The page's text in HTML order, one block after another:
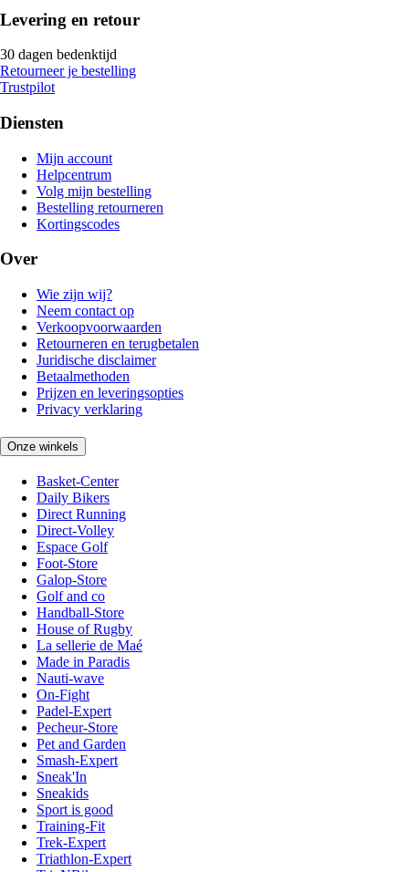
Levering en retour
30 dagen bedenktijd
Retourneer je bestelling
Trustpilot
Diensten
Mijn account
Helpcentrum
Volg mijn bestelling
Bestelling retourneren
Kortingscodes
Over
Wie zijn wij?
Neem contact op
Verkoopvoorwaarden
Retourneren en terugbetalen
Juridische disclaimer
Betaalmethoden
Prijzen en leveringsopties
Privacy verklaring
Onze winkels
Basket-Center
Daily Bikers
Direct Running
Direct-Volley
Espace Golf
Foot-Store
Galop-Store
Golf and co
Handball-Store
House of Rugby
La sellerie de Maé
Made in Paradis
Nauti-wave
On-Fight
Padel-Expert
Pecheur-Store
Pet and Garden
Smash-Expert
Sneak'In
Sneakids
Sport is good
Training-Fit
Trek-Expert
Triathlon-Expert